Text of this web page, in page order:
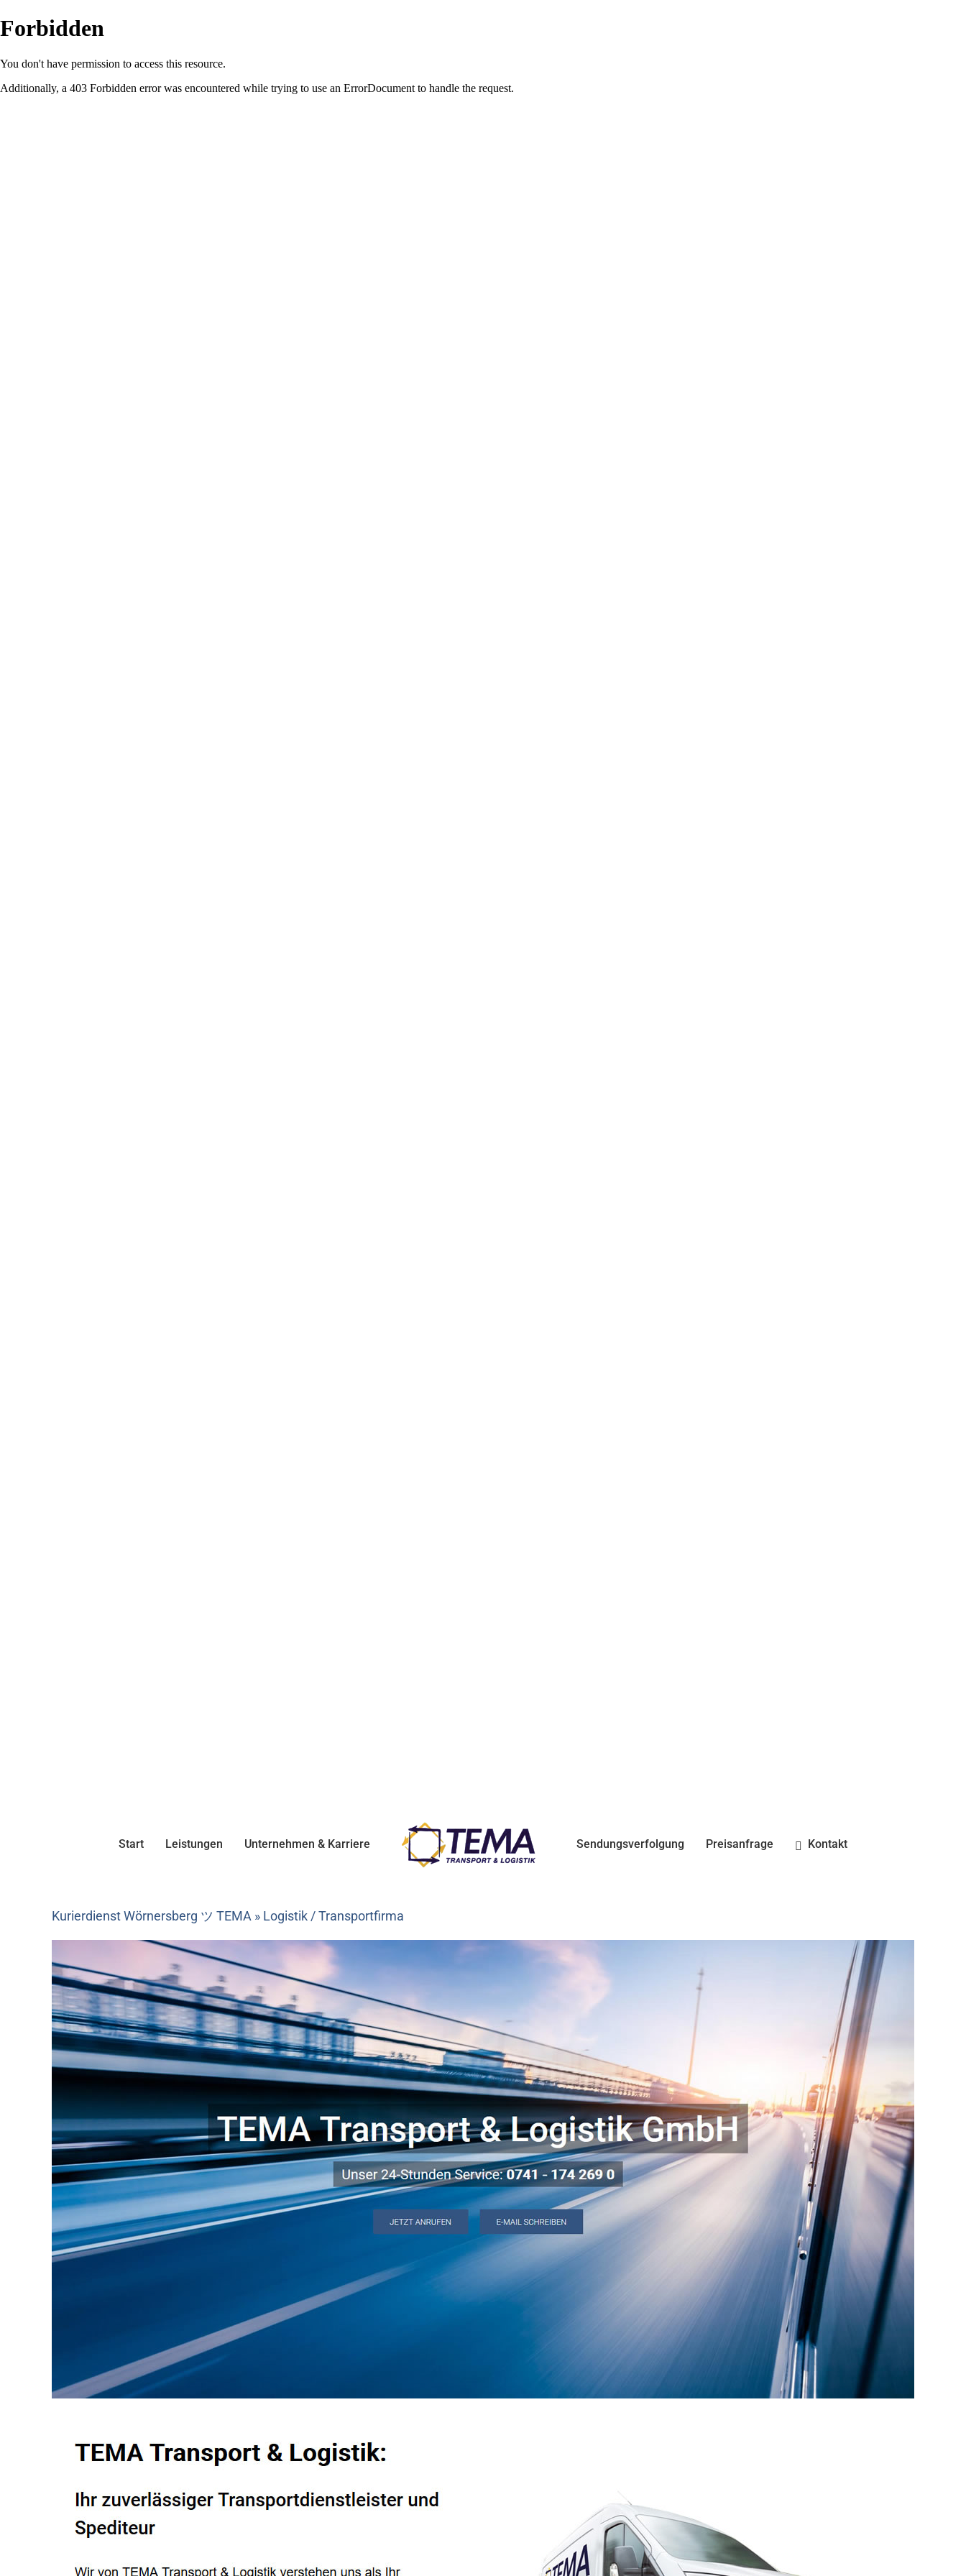
Start Leistungen Unternehmen & Karriere Sendungsverfolgung Preisanfrage Kontakt
Kurierdienst Wörnersberg ツ TEMA » Logistik / Transportfirma